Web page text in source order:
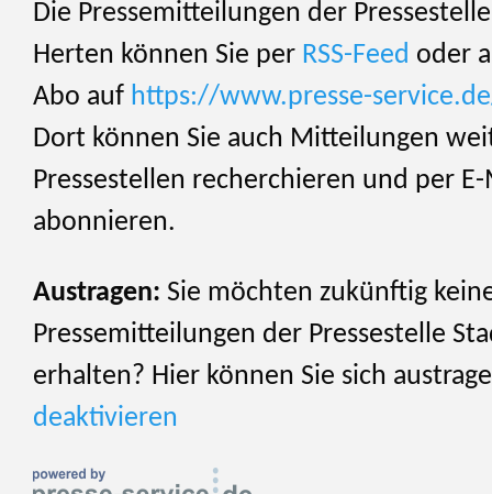
Die Pressemitteilungen der
Herten können Sie per RSS-Feed oder
Abo auf https://www.presse-
Dort können Sie auch Mitteilungen
Pressestellen recherchieren und per
abonnieren.
Austragen: Sie möchten zukünftig
Pressemitteilungen der Pressestelle
erhalten? Hier können Sie sich
deaktivieren